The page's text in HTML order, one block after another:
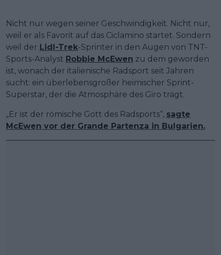
Nicht nur wegen seiner Geschwindigkeit. Nicht nur,
weil er als Favorit auf das Ciclamino startet. Sondern
weil der Lidl-Trek-Sprinter in den Augen von TNT-
Sports-Analyst Robbie McEwen zu dem geworden
ist, wonach der italienische Radsport seit Jahren
sucht: ein überlebensgroßer heimischer Sprint-
Superstar, der die Atmosphäre des Giro trägt.
„Er ist der römische Gott des Radsports“, sagte
McEwen vor der Grande Partenza in Bulgarien.